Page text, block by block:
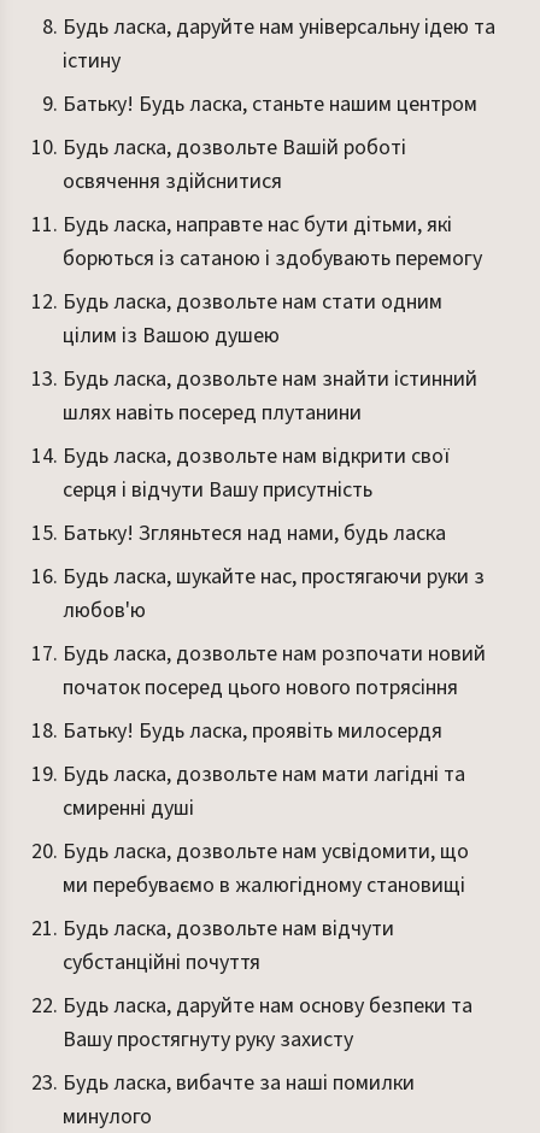
Будь ласка, даруйте нам універсальну ідею та
істину
Батьку! Будь ласка, станьте нашим центром
Будь ласка, дозвольте Вашій роботі
освячення здійснитися
Будь ласка, направте нас бути дітьми, які
борються із сатаною і здобувають перемогу
Будь ласка, дозвольте нам стати одним
цілим із Вашою душею
Будь ласка, дозвольте нам знайти істинний
шлях навіть посеред плутанини
Будь ласка, дозвольте нам відкрити свої
серця і відчути Вашу присутність
Батьку! Згляньтеся над нами, будь ласка
Будь ласка, шукайте нас, простягаючи руки з
любов'ю
Будь ласка, дозвольте нам розпочати новий
початок посеред цього нового потрясіння
Батьку! Будь ласка, проявіть милосердя
Будь ласка, дозвольте нам мати лагідні та
смиренні душі
Будь ласка, дозвольте нам усвідомити, що
ми перебуваємо в жалюгідному становищі
Будь ласка, дозвольте нам відчути
субстанційні почуття
Будь ласка, даруйте нам основу безпеки та
Вашу простягнуту руку захисту
Будь ласка, вибачте за наші помилки
минулого